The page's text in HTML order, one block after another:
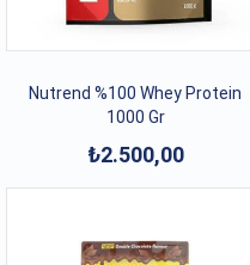
Nutrend %100 Whey Protein
1000 Gr
₺2.500,00